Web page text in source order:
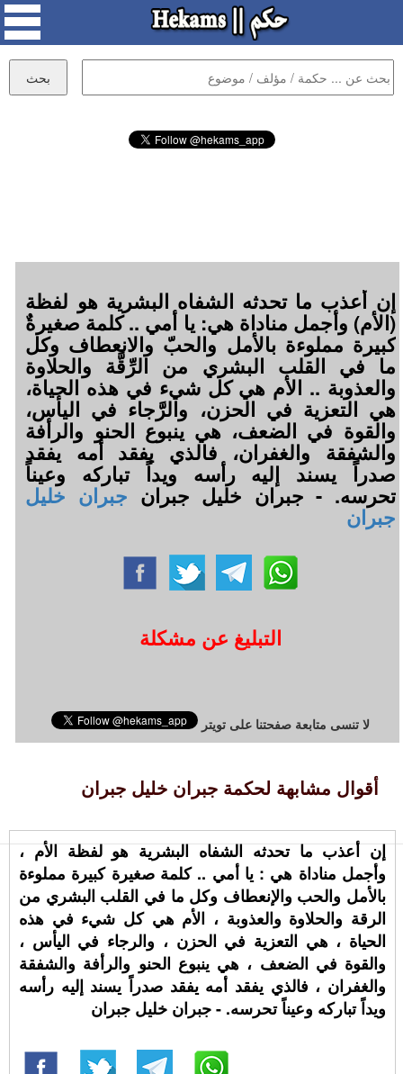
إن أعذب ما تحدثه الشفاه البشرية هو لفظة
(الأم) وأجمل مناداة هي: يا أمي .. كلمة صغيرةٌ
كبيرة مملوءة بالأمل والحبّ والانعطاف وكل
ما في القلب البشري من الرِّقَّة والحلاوة
والعذوبة .. الأم هي كل شيء في هذه الحياة،
هي التعزية في الحزن، والرَّجاء في اليأس،
والقوة في الضعف، هي ينبوع الحنو والرأفة
والشفقة والغفران، فالذي يفقد أمه يفقد
صدراً يسند إليه رأسه ويداً تباركه وعيناً
تحرسه. - جبران خليل جبران جبران خليل
جبران
التبليغ عن مشكلة
لا تنسى متابعة صفحتنا على تويتر
أقوال مشابهة لحكمة جبران خليل جبران
إن أعذب ما تحدثه الشفاه البشرية هو لفظة الأم ،
وأجمل مناداة هي : يا أمي .. كلمة صغيرة كبيرة مملوءة
بالأمل والحب والإنعطاف وكل ما في القلب البشري من
الرقة والحلاوة والعذوبة ، الأم هي كل شيء في هذه
الحياة ، هي التعزية في الحزن ، والرجاء في اليأس ،
والقوة في الضعف ، هي ينبوع الحنو والرأفة والشفقة
والغفران ، فالذي يفقد أمه يفقد صدراً يسند إليه رأسه
ويداً تباركه وعيناً تحرسه. - جبران خليل جبران